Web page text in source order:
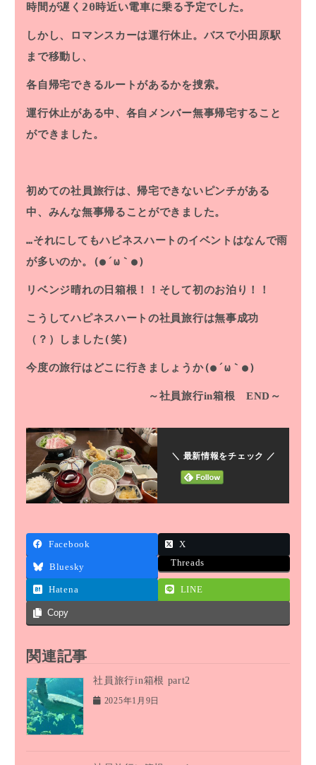
時間が遅く20時近い電車に乗る予定でした。
しかし、ロマンスカーは運行休止。バスで小田原駅
まで移動し、
各自帰宅できるルートがあるかを捜索。
運行休止がある中、各自メンバー無事帰宅すること
ができました。
初めての社員旅行は、帰宅できないピンチがある
中、みんな無事帰ることができました。
…それにしてもハピネスハートのイベントはなんで雨
が多いのか。(●´ω｀●)
リベンジ晴れの日箱根！！そして初のお泊り！！
こうしてハピネスハートの社員旅行は無事成功
（？）しました(笑)
今度の旅行はどこに行きましょうか(●´ω｀●)
～社員旅行in箱根 END～
＼ 最新情報をチェック ／
Facebook X
Bluesky Threads
Hatena LINE
Copy
関連記事
社員旅行in箱根 part2
2025年1月9日